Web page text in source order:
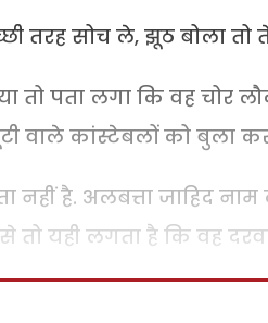
तरह सोच ले, झूठ बोला तो
पता लगा कि वह चोर
वाले कांस्टेबलों को बुला कर
नहीं है. अलबत्ता जाहिद
तो यही लगता है कि वह